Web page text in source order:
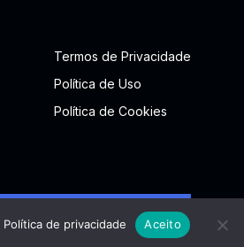
Termos de Privacidade
Política de Uso
Política de Cookies
Política de privacidade Aceito